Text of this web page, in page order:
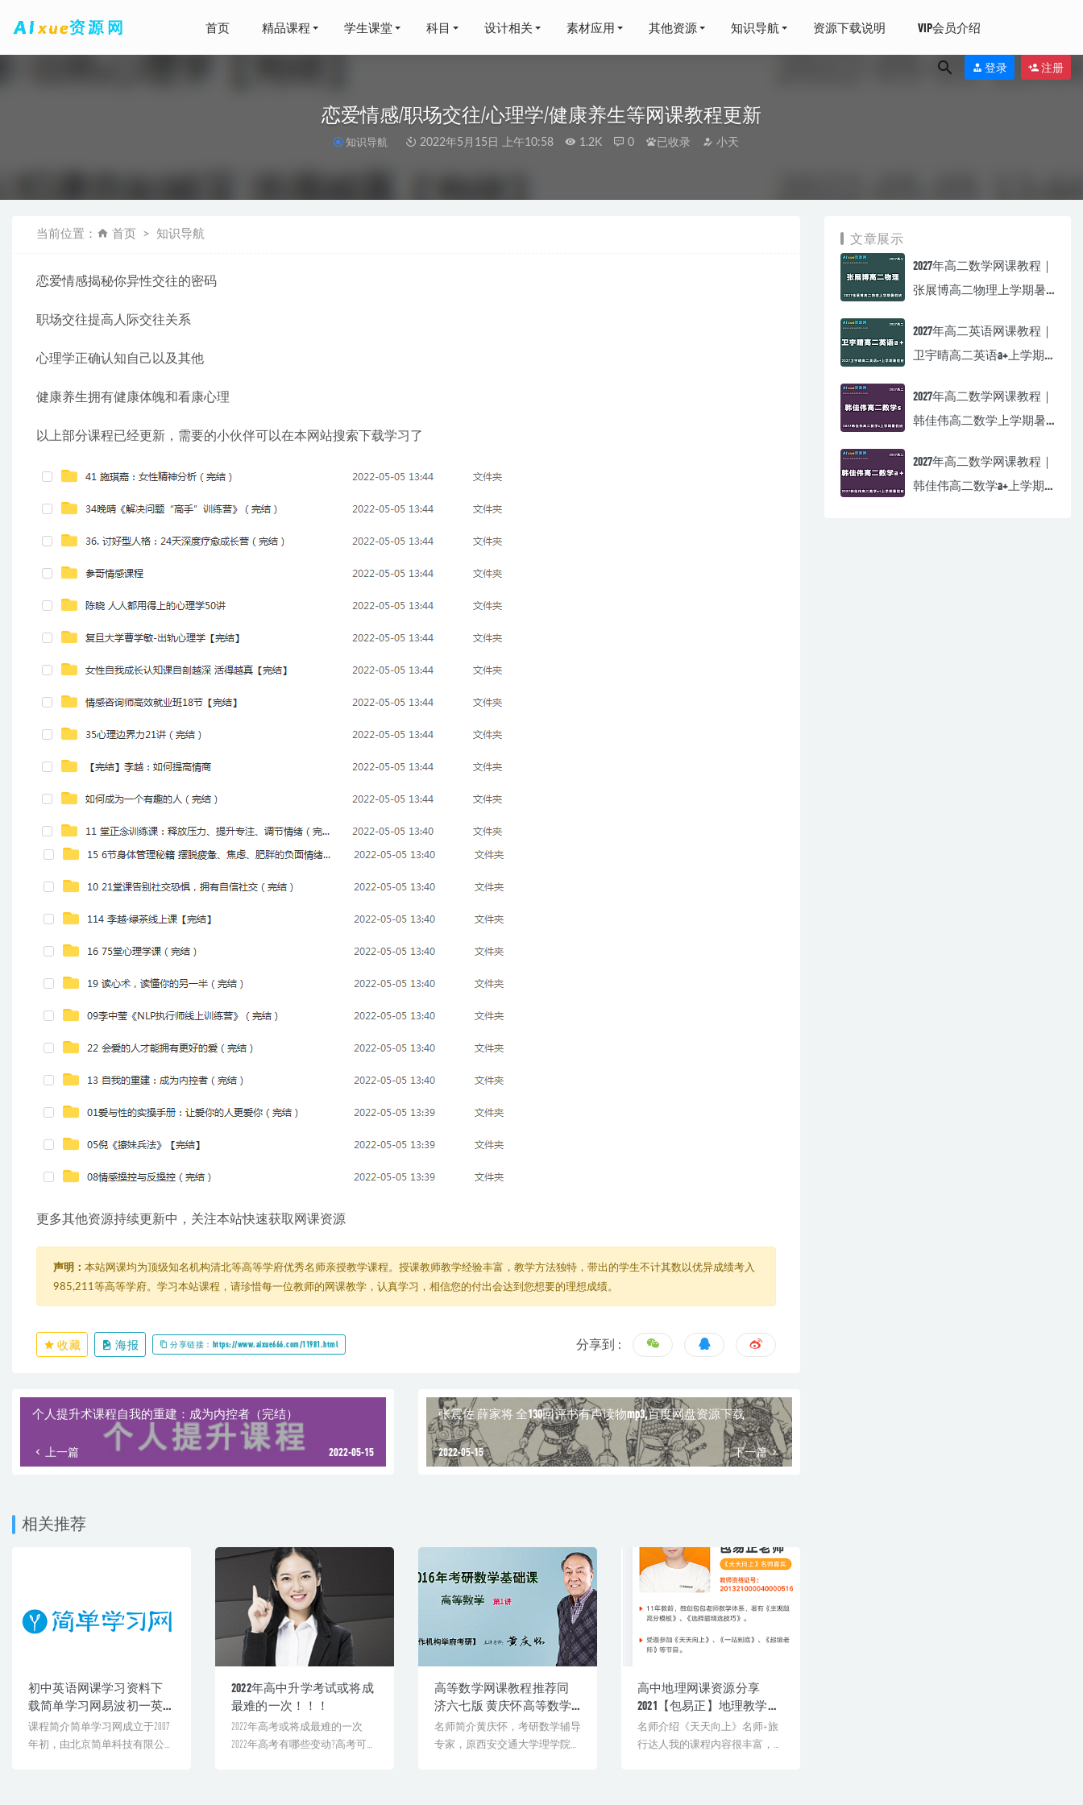
首页 精品课程 学生课堂 科目 设计相关 素材应用 其他资源 知识导航 资源下载说明 VIP会员介绍
登录 注册
恋爱情感/职场交往/心理学/健康养生等网课教程更新
知识导航 2022年5月15日 上午10:58 1.2K 0 已收录 小天
当前位置： 首页 知识导航
恋爱情感揭秘你异性交往的密码
职场交往提高人际交往关系
心理学正确认知自己以及其他
健康养生拥有健康体魄和看康心理
以上部分课程已经更新，需要的小伙伴可以在本网站搜索下载学习了
更多其他资源持续更新中，关注本站快速获取网课资源
声明： 本站网课均为顶级知名机构清北等高等学府优秀名师亲授教学课程。授课教师教学经验丰富，教学方法独特，带出的学生不计其数以优异成绩考入
985,211等高等学府。学习本站课程，请珍惜每一位教师的网课教学，认真学习，相信您的付出会达到您想要的理想成绩。
收藏 海报 分享链接：https://www.aixue666.com/11981.html 分享到 :
个人提升术课程自我的重建：成为内控者（完结）
上一篇 2022-05-15
张震佐 薛家将 全130回评书有声读物mp3,百度网盘资源下载
2022-05-15 下一篇
相关推荐
初中英语网课学习资料下
载简单学习网易波初一英
语教程全年班
课程简介简单学习网成立于2007
年初，由北京简单科技有限公司
2022年高中升学考试或将成
最难的一次！！！
2022年高考或将成最难的一次
2022年高考有哪些变动?高考可以
高等数学网课教程推荐同
济六七版 黄庆怀高等数学
102讲课程资源下载
名师简介黄庆怀，考研数学辅导
专家，原西安交通大学理学院教
高中地理网课资源分享
2021【包易正】地理教学课
程全年班
名师介绍《天天向上》名师+旅
行达人我的课程内容很丰富，讲
文章展示
2027年高二数学网课教程｜
张展博高二物理上学期暑
2027年高二英语网课教程｜
卫宇晴高二英语a+上学期
2027年高二数学网课教程｜
韩佳伟高二数学上学期暑
2027年高二数学网课教程｜
韩佳伟高二数学a+上学期